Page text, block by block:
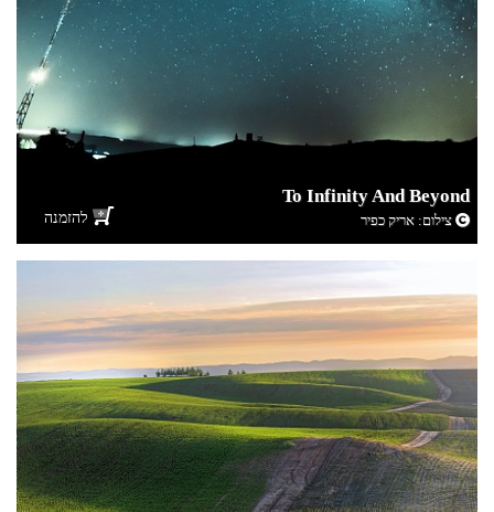
To Infinity And Beyond
צילום: אריק כפיר להזמנה